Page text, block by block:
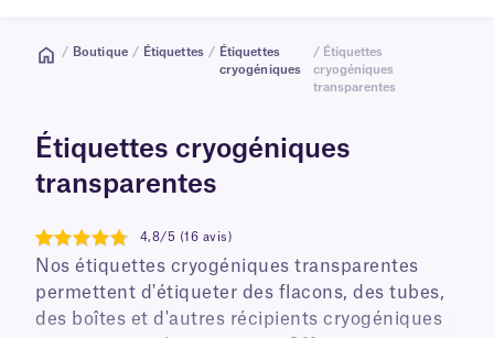
/ Boutique / Étiquettes / Étiquettes
cryogéniques
/ Étiquettes
cryogéniques
transparentes
Étiquettes cryogéniques
transparentes
4.8
4,8/5 (16 avis)
Nos étiquettes cryogéniques transparentes
permettent d'étiqueter des flacons, des tubes,
des boîtes et d'autres récipients cryogéniques